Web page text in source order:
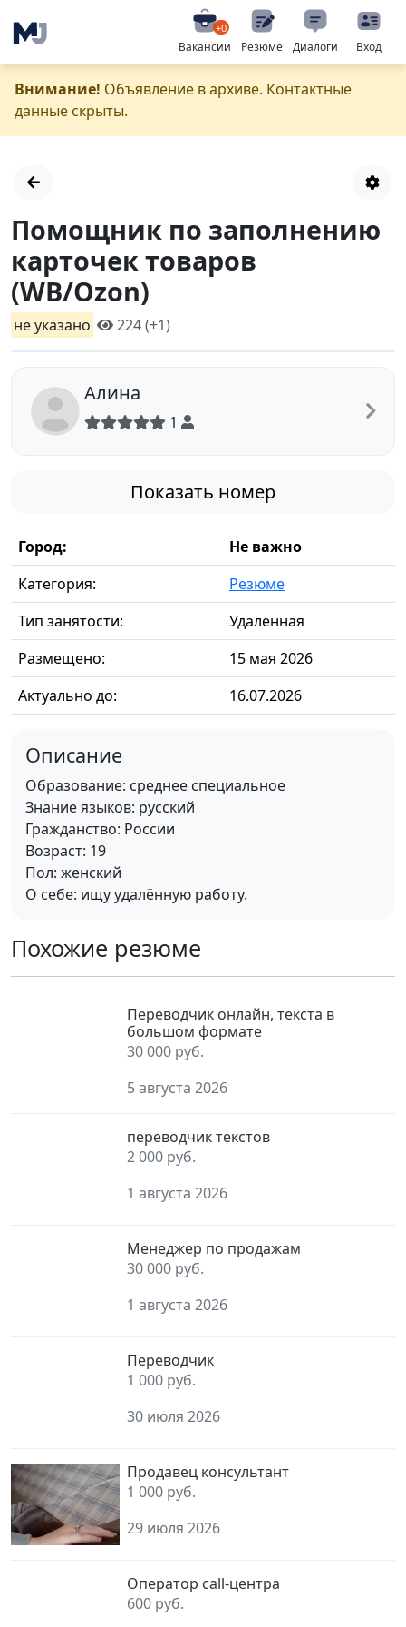
+0
Вакансии Резюме Диалоги Вход
Внимание! Объявление в архиве. Контактные
данные скрыты.
Помощник по заполнению
карточек товаров
(WB/Ozon)
не указано 224 (+1)
Алина
1
Показать номер
Город:
Не важно
Категория:
Резюме
Тип занятости:
Удаленная
Размещено:
15 мая 2026
Актуально до:
16.07.2026
Описание
Образование: среднее специальное
Знание языков: русский
Гражданство: России
Возраст: 19
Пол: женский
О себе: ищу удалённую работу.
Похожие резюме
Переводчик онлайн, текста в
большом формате
30 000 руб.
5 августа 2026
переводчик текстов
2 000 руб.
1 августа 2026
Менеджер по продажам
30 000 руб.
1 августа 2026
Переводчик
1 000 руб.
30 июля 2026
Продавец консультант
1 000 руб.
29 июля 2026
Оператор call-центра
600 руб.